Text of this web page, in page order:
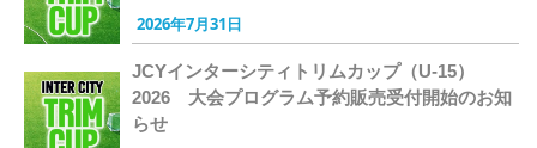
2026年7月31日
JCYインターシティトリムカップ（U-15）
2026 大会プログラム予約販売受付開始のお知
らせ